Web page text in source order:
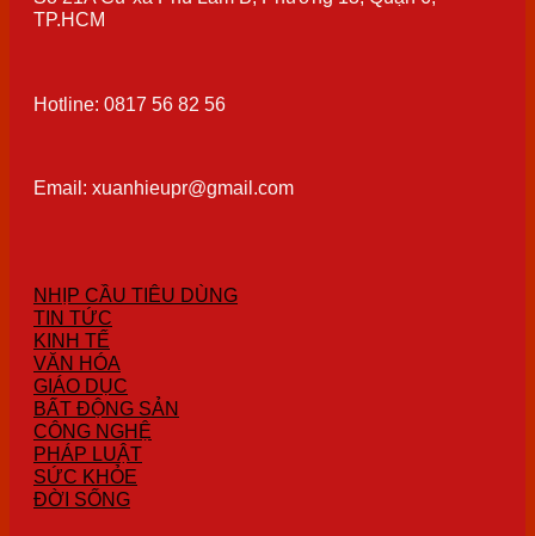
TP.HCM
Hotline: 0817 56 82 56
Email: xuanhieupr@gmail.com
NHỊP CẦU TIÊU DÙNG
TIN TỨC
KINH TẾ
VĂN HÓA
GIÁO DỤC
BẤT ĐỘNG SẢN
CÔNG NGHỆ
PHÁP LUẬT
SỨC KHỎE
ĐỜI SỐNG